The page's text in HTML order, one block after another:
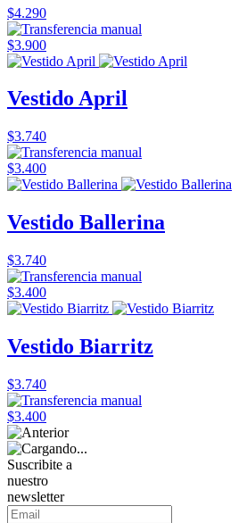
$4.290
$3.900
Vestido April
$3.740
$3.400
Vestido Ballerina
$3.740
$3.400
Vestido Biarritz
$3.740
$3.400
Suscribite a
nuestro
newsletter